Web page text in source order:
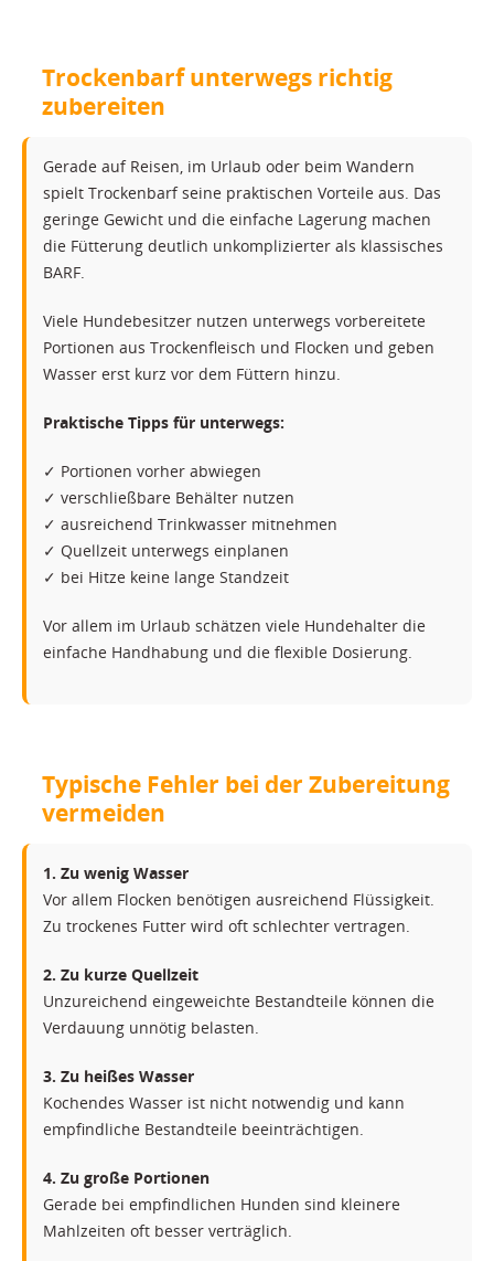
Trockenbarf unterwegs richtig
zubereiten
Gerade auf Reisen, im Urlaub oder beim Wandern
spielt Trockenbarf seine praktischen Vorteile aus. Das
geringe Gewicht und die einfache Lagerung machen
die Fütterung deutlich unkomplizierter als klassisches
BARF.
Viele Hundebesitzer nutzen unterwegs vorbereitete
Portionen aus Trockenfleisch und Flocken und geben
Wasser erst kurz vor dem Füttern hinzu.
Praktische Tipps für unterwegs:
✓ Portionen vorher abwiegen
✓ verschließbare Behälter nutzen
✓ ausreichend Trinkwasser mitnehmen
✓ Quellzeit unterwegs einplanen
✓ bei Hitze keine lange Standzeit
Vor allem im Urlaub schätzen viele Hundehalter die
einfache Handhabung und die flexible Dosierung.
Typische Fehler bei der Zubereitung
vermeiden
1. Zu wenig Wasser
Vor allem Flocken benötigen ausreichend Flüssigkeit.
Zu trockenes Futter wird oft schlechter vertragen.
2. Zu kurze Quellzeit
Unzureichend eingeweichte Bestandteile können die
Verdauung unnötig belasten.
3. Zu heißes Wasser
Kochendes Wasser ist nicht notwendig und kann
empfindliche Bestandteile beeinträchtigen.
4. Zu große Portionen
Gerade bei empfindlichen Hunden sind kleinere
Mahlzeiten oft besser verträglich.